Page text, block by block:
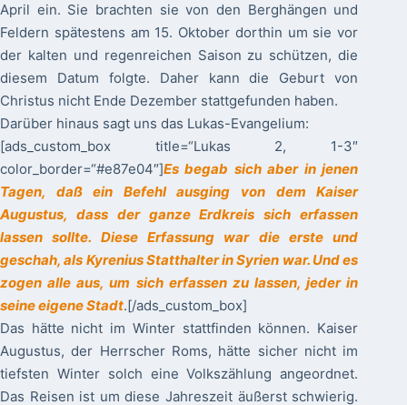
April ein. Sie brachten sie von den Berghängen und
Feldern spätestens am 15. Oktober dorthin um sie vor
der kalten und regenreichen Saison zu schützen, die
diesem Datum folgte. Daher kann die Geburt von
Christus nicht Ende Dezember stattgefunden haben.
Darüber hinaus sagt uns das Lukas-Evangelium:
[ads_custom_box title=“Lukas 2, 1-3″
color_border=“#e87e04″]Es begab sich aber in jenen
Tagen, daß ein Befehl ausging von dem Kaiser
Augustus, dass der ganze Erdkreis sich erfassen
lassen sollte. Diese Erfassung war die erste und
geschah, als Kyrenius Statthalter in Syrien war. Und es
zogen alle aus, um sich erfassen zu lassen, jeder in
seine eigene Stadt.[/ads_custom_box]
Das hätte nicht im Winter stattfinden können. Kaiser
Augustus, der Herrscher Roms, hätte sicher nicht im
tiefsten Winter solch eine Volkszählung angeordnet.
Das Reisen ist um diese Jahreszeit äußerst schwierig.